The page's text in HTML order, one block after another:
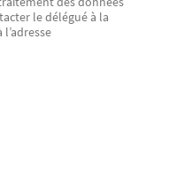
le délégué à la